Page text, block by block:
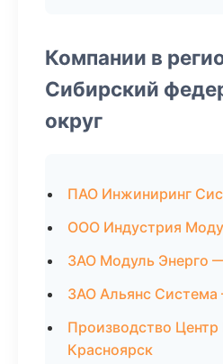
Компании в
Сибирский
округ
ПАО Инжиниринг
ООО Индустрия
ЗАО Модуль Энерго
ЗАО Альянс
Производство
Красноярск